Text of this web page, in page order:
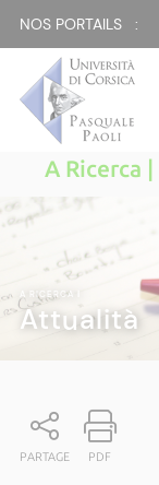
NOS PORTAILS :
A Ricerca |
A RICERCA
Attualità
PARTAGE PDF